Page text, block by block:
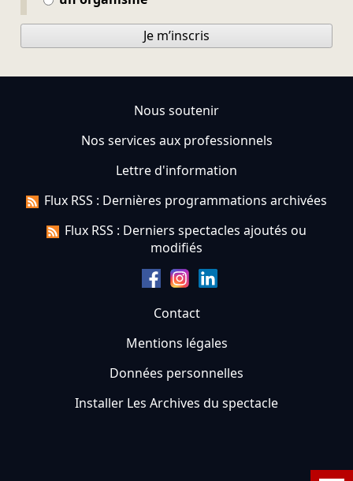
Je m’inscris
Nous soutenir
Nos services aux professionnels
Lettre d'information
Flux RSS : Dernières programmations archivées
Flux RSS : Derniers spectacles ajoutés ou
modifiés
Contact
Mentions légales
Données personnelles
Installer Les Archives du spectacle